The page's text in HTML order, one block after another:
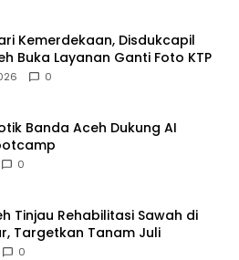
Kemerdekaan, Disdukcapil
Buka Layanan Ganti Foto KTP
0
Banda Aceh Dukung AI
0
Tinjau Rehabilitasi Sawah di
Targetkan Tanam Juli
0